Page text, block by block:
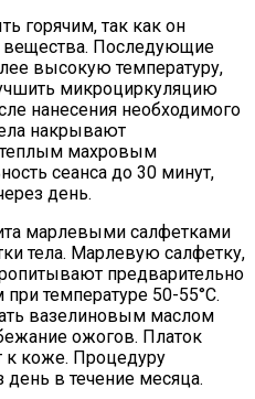
горячим, так как он
вещества. Последующие
высокую температуру,
микроциркуляцию
нанесения необходимого
накрывают
теплым махровым
сеанса до 30 минут,
день.
марлевыми салфетками
тела. Марлевую салфетку,
предварительно
температуре 50-55°С.
вазелиновым маслом
ожогов. Платок
коже. Процедуру
день в течение месяца.